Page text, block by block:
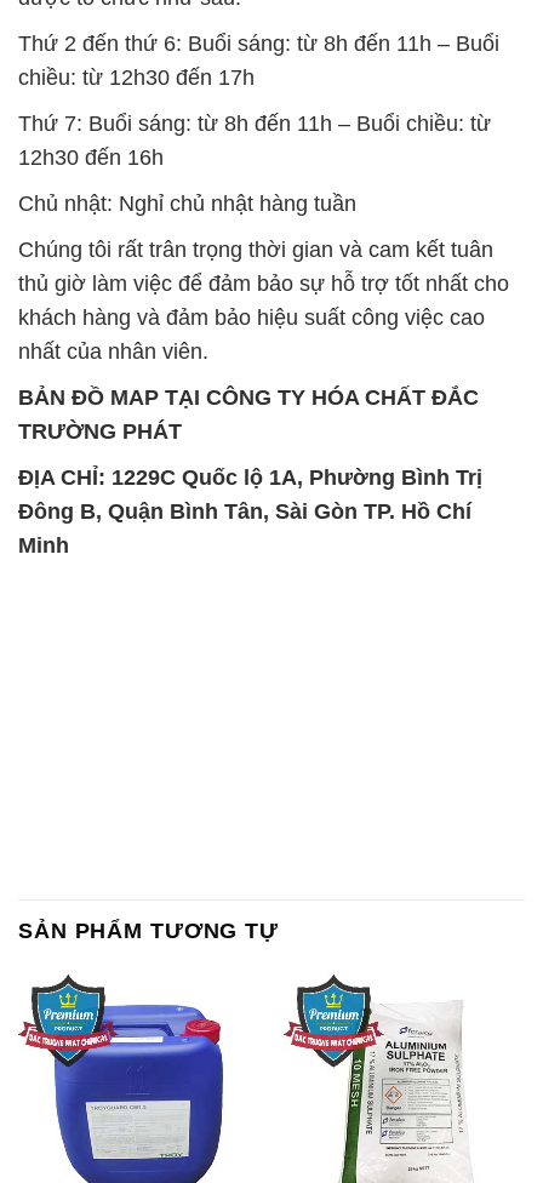
nhất của nhân viên.
TRƯỜNG PHÁT
Đông B, Quận Bình Tân, Sài Gòn TP. Hồ Chí
Minh
Chất Bảo Quản CMIT Thái